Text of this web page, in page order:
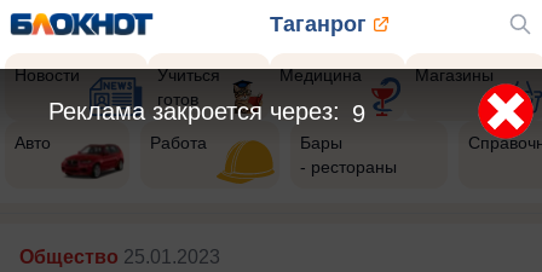
Таганрог
Новости
Учиться
готов
Медицина Магазины
Авто Работа
Бары
- рестораны
Общество 25.01.2023
7
Реклама закроется через: